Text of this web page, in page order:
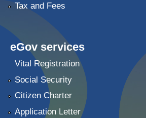
Tax and Fees
eGov services
Vital Registration
Social Security
Citizen Charter
Application Letter